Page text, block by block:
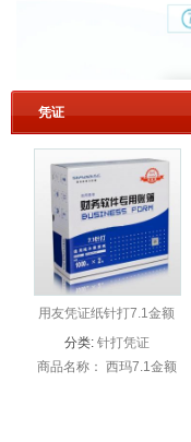
凭证
用友凭证纸针打7.1金额
记账凭证打印纸
分类: 针打凭证
商品名称： 西玛7.1金额